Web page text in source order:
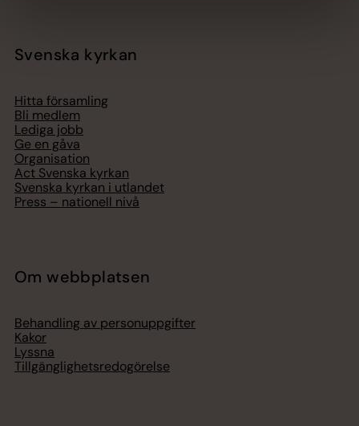
Svenska kyrkan
Hitta församling
Bli medlem
Lediga jobb
Ge en gåva
Organisation
Act Svenska kyrkan
Svenska kyrkan i utlandet
Press – nationell nivå
Om webbplatsen
Behandling av personuppgifter
Kakor
Lyssna
Tillgänglighetsredogörelse